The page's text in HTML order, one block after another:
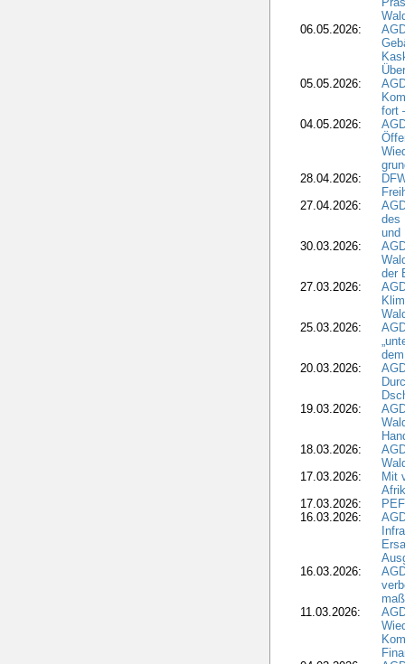
06.05.2026:
05.05.2026:
fort
04.05.2026:
28.04.2026:
27.04.2026:
des
und
30.03.2026:
der
27.03.2026:
25.03.2026:
20.03.2026:
19.03.2026:
18.03.2026:
17.03.2026:
Mit
17.03.2026:
16.03.2026:
16.03.2026:
11.03.2026: